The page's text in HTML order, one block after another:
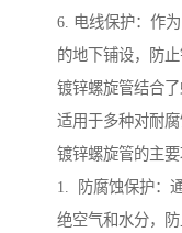
6. 电线保护：作
的地下铺设，防止
镀锌螺旋管结合
适用于多种对耐腐
镀锌螺旋管的主要
1. 防腐蚀保护：
绝空气和水分，